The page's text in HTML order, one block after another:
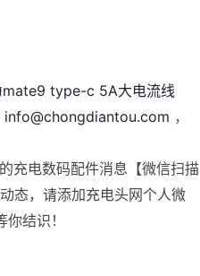
mate9 type-c 5A大电流线
info@chongdiantou.com ，
充电数码配件消息【微信扫描
态，请添加充电头网个人微
结识！